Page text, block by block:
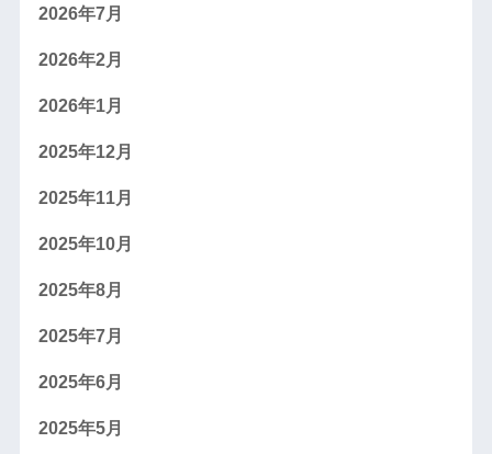
2026年7月
2026年2月
2026年1月
2025年12月
2025年11月
2025年10月
2025年8月
2025年7月
2025年6月
2025年5月